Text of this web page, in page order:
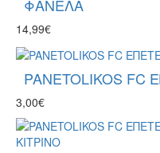
ΦΑΝΕΛΑ
14,99€
PANETOLIKOS
3,00€